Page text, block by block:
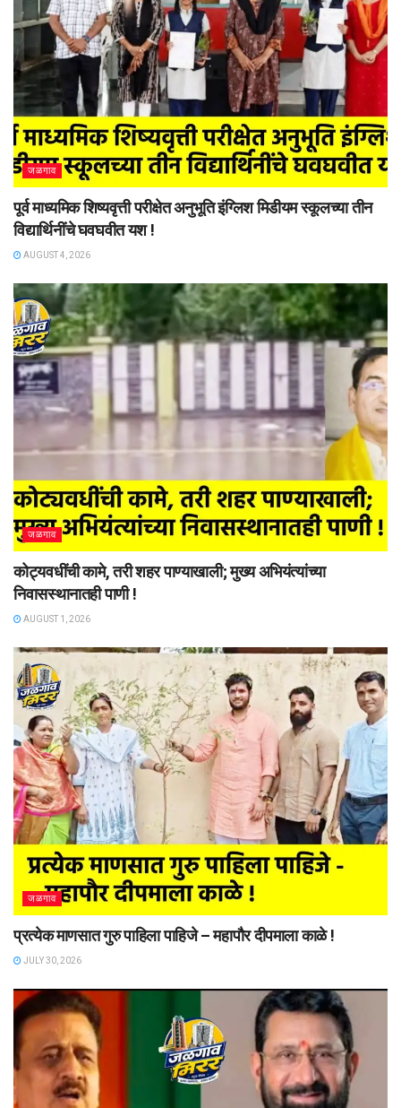
जळगाव
पूर्व माध्यमिक शिष्यवृत्ती परीक्षेत अनुभूति इंग्लिश मिडीयम स्कूलच्या तीन
विद्यार्थिनींचे घवघवीत यश !
AUGUST 4, 2026
जळगाव
कोट्यवधींची कामे, तरी शहर पाण्याखाली; मुख्य अभियंत्यांच्या
निवासस्थानातही पाणी !
AUGUST 1, 2026
जळगाव
प्रत्येक माणसात गुरु पाहिला पाहिजे – महापौर दीपमाला काळे !
JULY 30, 2026